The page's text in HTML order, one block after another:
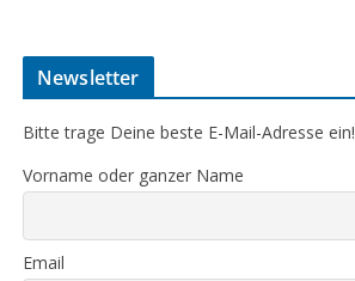
Newsletter
Bitte trage Deine beste E-Mail-Adresse ein!
Vorname oder ganzer Name
Email